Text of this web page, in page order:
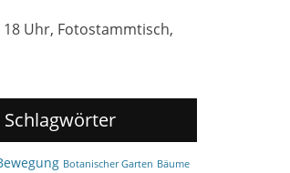
18 Uhr, Fotostammtisch,
Schlagwörter
Botanischer Garten Bäume